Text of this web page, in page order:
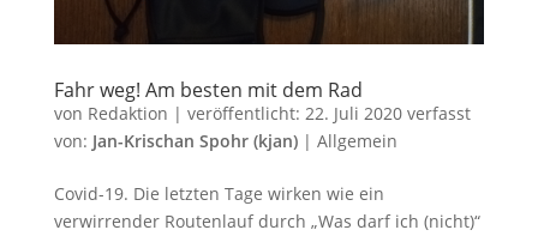
Fahr weg! Am besten mit dem Rad
von Redaktion | veröffentlicht: 22. Juli 2020verfasst
von: Jan-Krischan Spohr (kjan)| Allgemein
Covid-19. Die letzten Tage wirken wie ein
verwirrender Routenlauf durch „Was darf ich (nicht)“